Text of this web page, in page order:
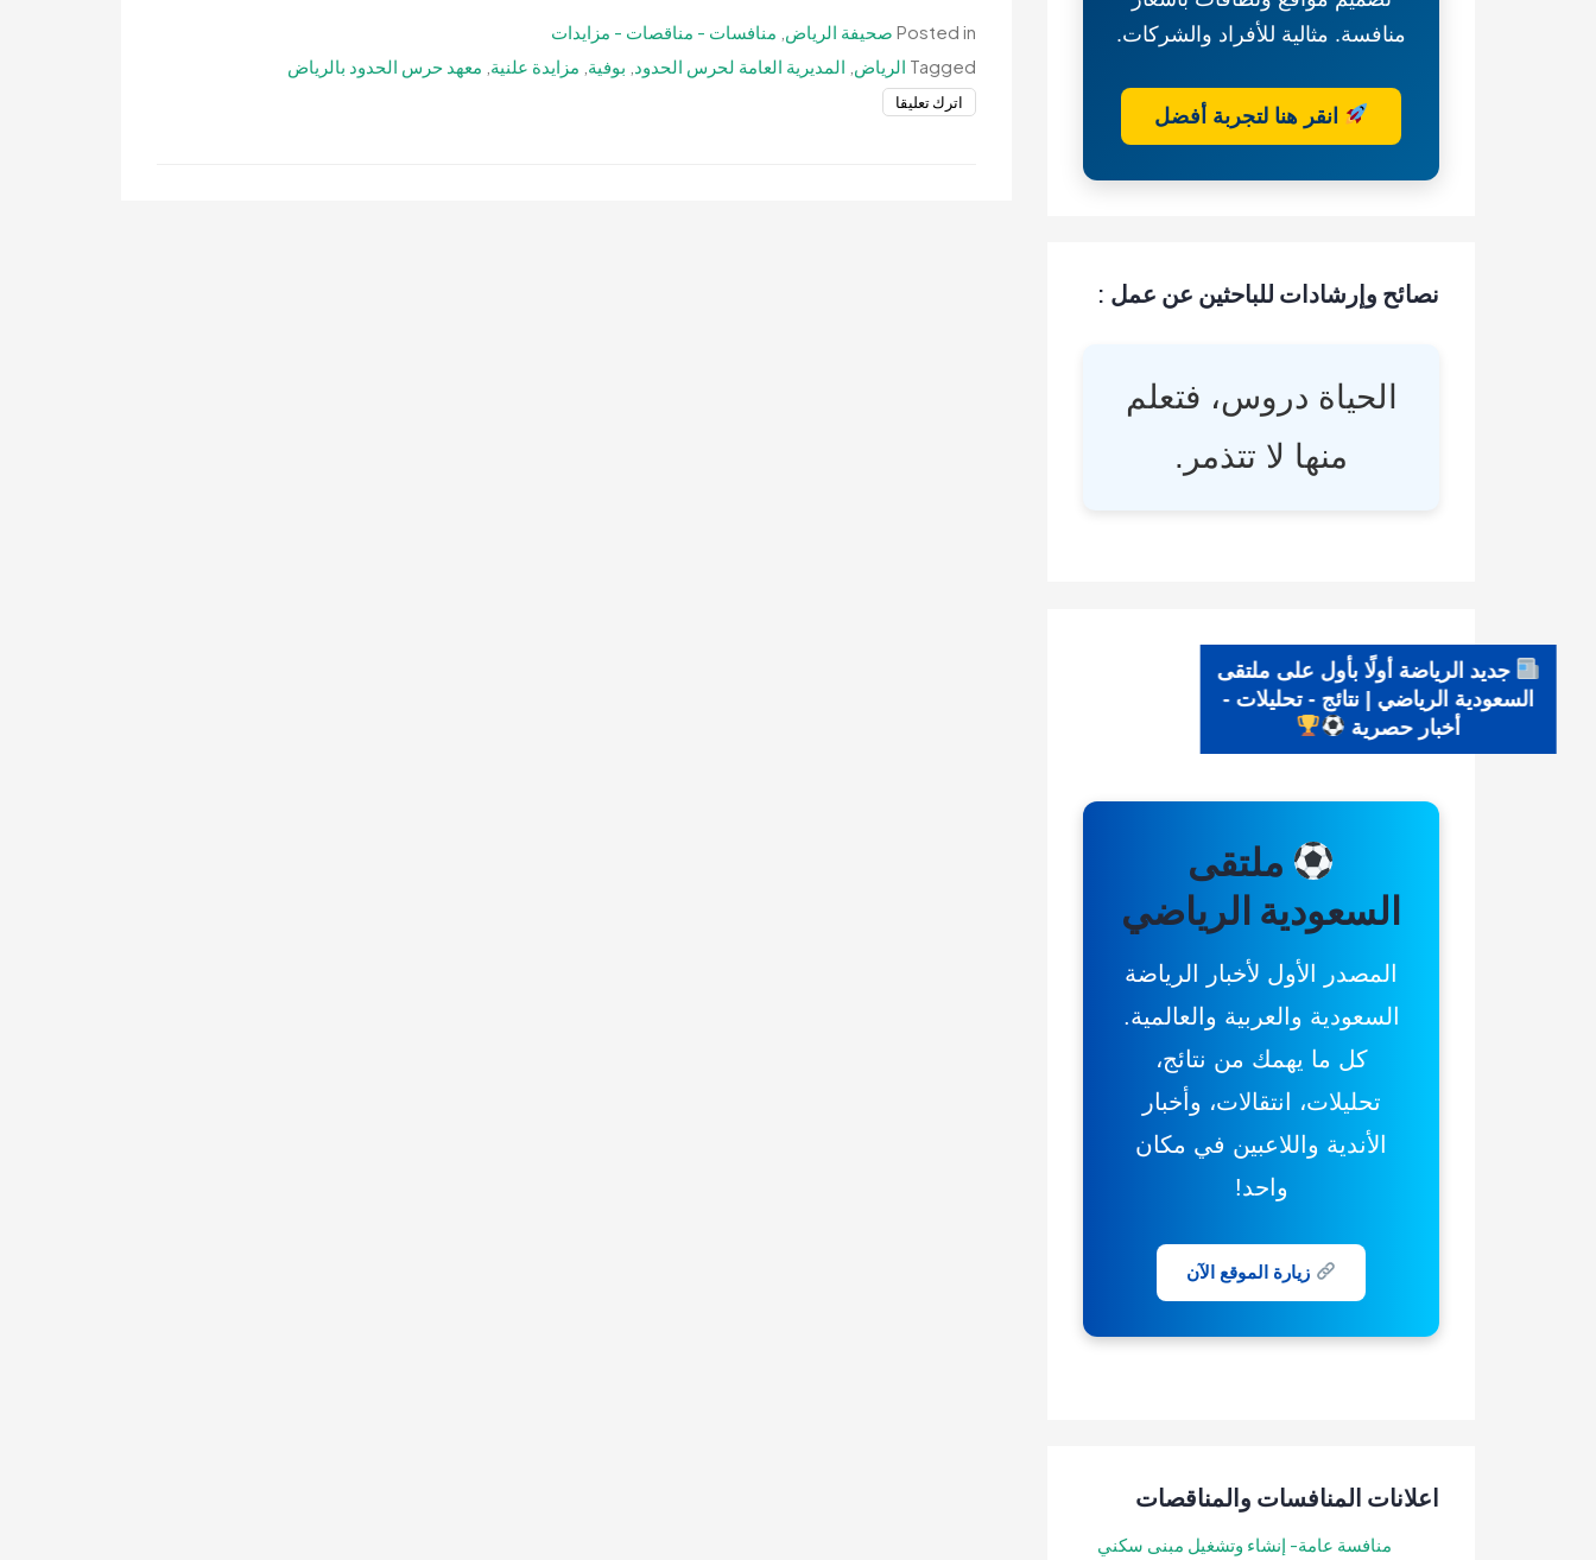
Posted in صحيفة الرياض منافسات - مناقصات - مزايدات
Tagged الرياض المديرية العامة لحرس الحدود بوفية مزايدة علنية معهد حرس الحدود بالرياض
اترك تعليقا
منافسة. مثالية للأفراد والشركات.
انقر هنا لتجربة أفضل
نصائح وإرشادات للباحثين عن عمل :
الحياة دروس، فتعلم
منها لا تتذمر.
جديد الرياضة أولًا بأول على ملتقى
السعودية الرياضي | نتائج - تحليلات -
أخبار حصرية
ملتقى
السعودية الرياضي
المصدر الأول لأخبار الرياضة
السعودية والعربية والعالمية.
كل ما يهمك من نتائج،
تحليلات، انتقالات، وأخبار
الأندية واللاعبين في مكان
واحد!
زيارة الموقع الآن
اعلانات المنافسات والمناقصات
منافسة عامة- إنشاء وتشغيل مبنى سكني